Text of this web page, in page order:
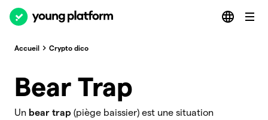
Accueil Crypto dico
Bear Trap
Un bear trap (piège baissier) est une situation